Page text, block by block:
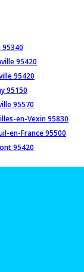
95420
95420
95150
95570
en-Vexin 95830
en-France 95500
95420